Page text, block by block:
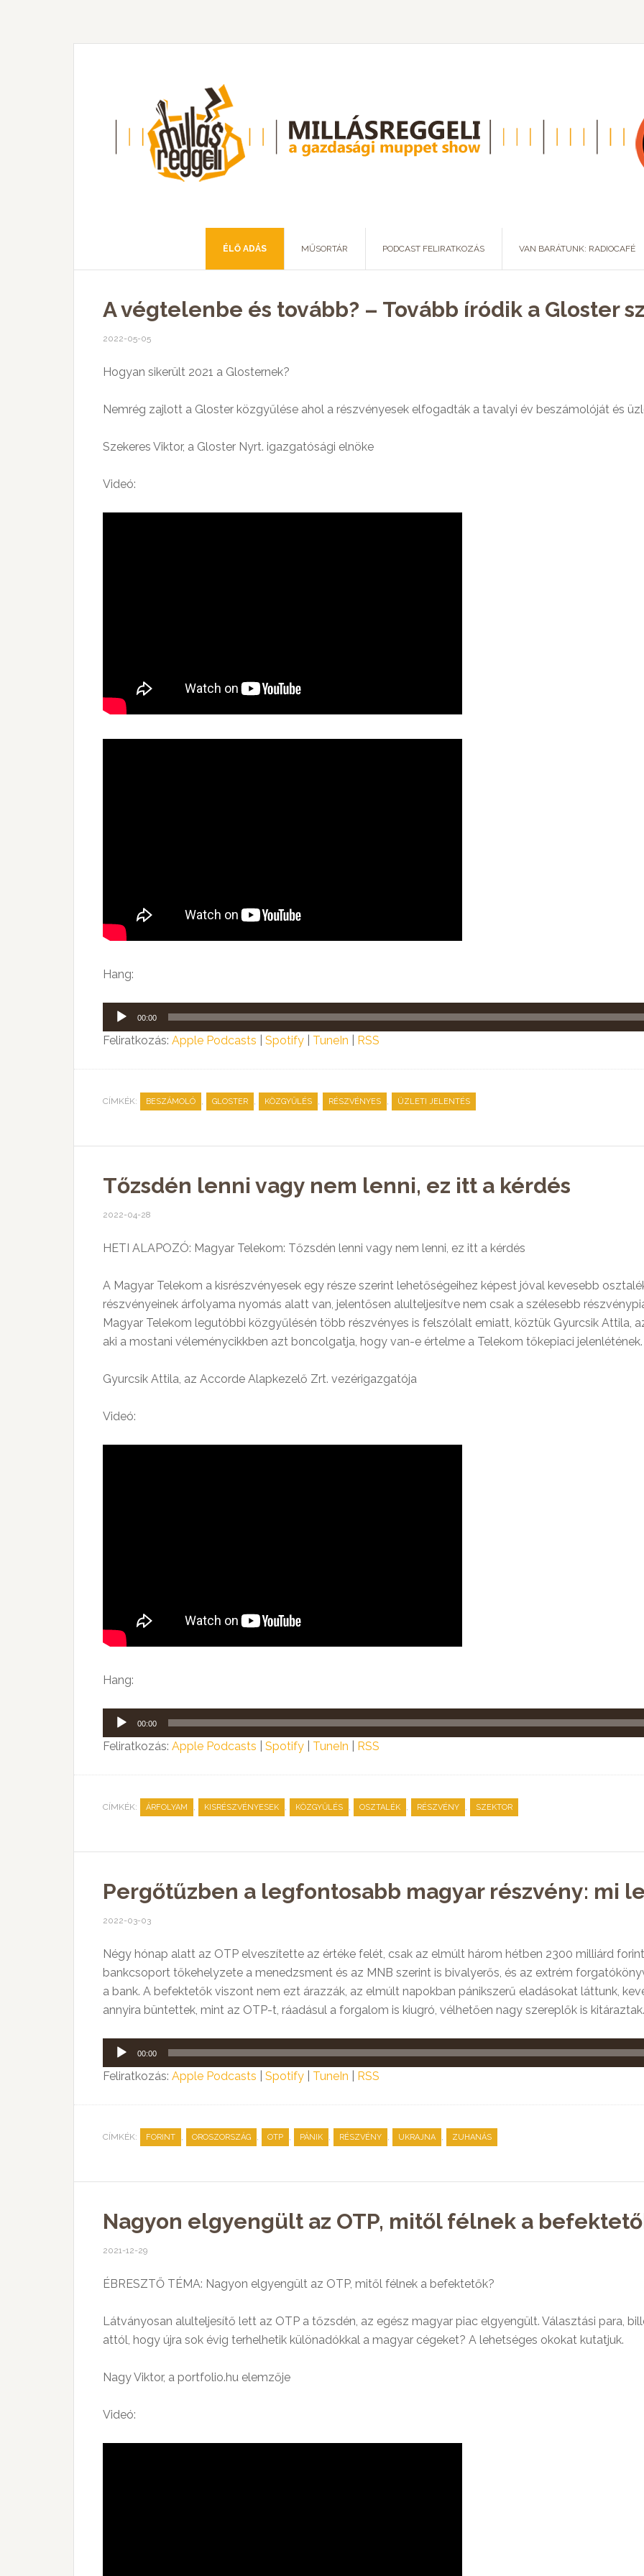
ÉLŐ ADÁS MŰSORTÁR PODCAST FELIRATKOZÁS VAN BARÁTUNK: RADIOCAFÉ
A végtelenbe és tovább? – Tovább íródik a Gloster
2022-05-05
Hogyan sikerült 2021 a Glosternek?
Nemrég zajlott a Gloster közgyűlése ahol a részvényesek elfogadták a tavalyi év beszámolóját és
Szekeres Viktor, a Gloster Nyrt. igazgatósági elnöke
Videó:
Hang:
Audió
lejátszó
00:00
Feliratkozás: Apple Podcasts Spotify TuneIn RSS
CÍMKÉK: BESZÁMOLÓ , GLOSTER , KÖZGYŰLÉS , RÉSZVÉNYES , ÜZLETI JELENTÉS
Tőzsdén lenni vagy nem lenni, ez itt a kérdés
2022-04-28
HETI ALAPOZÓ: Magyar Telekom: Tőzsdén lenni vagy nem lenni, ez itt a kérdés
A Magyar Telekom a kisrészvényesek egy része szerint lehetőségeihez képest jóval kevesebb
részvényeinek árfolyama nyomás alatt van, jelentősen alulteljesítve nem csak a szélesebb
Magyar Telekom legutóbbi közgyűlésén több részvényes is felszólalt emiatt, köztük Gyurcsik Attila,
aki a mostani véleménycikkben azt boncolgatja, hogy van-e értelme a Telekom tőkepiaci jelenlétének.
Gyurcsik Attila, az Accorde Alapkezelő Zrt. vezérigazgatója
Videó:
Hang:
Audió
lejátszó
00:00
Feliratkozás: Apple Podcasts Spotify TuneIn RSS
CÍMKÉK: ÁRFOLYAM , KISRÉSZVÉNYESEK , KÖZGYŰLÉS , OSZTALÉK , RÉSZVÉNY , SZEKTOR
Pergőtűzben a legfontosabb magyar részvény: mi
2022-03-03
Négy hónap alatt az OTP elveszítette az értéke felét, csak az elmúlt három hétben 2300 milliárd
bankcsoport tőkehelyzete a menedzsment és az MNB szerint is bivalyerős, és az extrém
a bank. A befektetők viszont nem ezt árazzák, az elmúlt napokban pánikszerű eladásokat láttunk,
annyira büntettek, mint az OTP-t, ráadásul a forgalom is kiugró, vélhetően nagy szereplők is
Audió
lejátszó
00:00
Feliratkozás: Apple Podcasts Spotify TuneIn RSS
CÍMKÉK: FORINT , OROSZORSZÁG , OTP , PÁNIK , RÉSZVÉNY , UKRAJNA , ZUHANÁS
Nagyon elgyengült az OTP, mitől félnek a
2021-12-29
ÉBRESZTŐ TÉMA: Nagyon elgyengült az OTP, mitől félnek a befektetők?
Látványosan alulteljesítő lett az OTP a tőzsdén, az egész magyar piac elgyengült. Választási para,
attól, hogy újra sok évig terhelhetik különadókkal a magyar cégeket? A lehetséges okokat kutatjuk.
Nagy Viktor, a portfolio.hu elemzője
Videó: